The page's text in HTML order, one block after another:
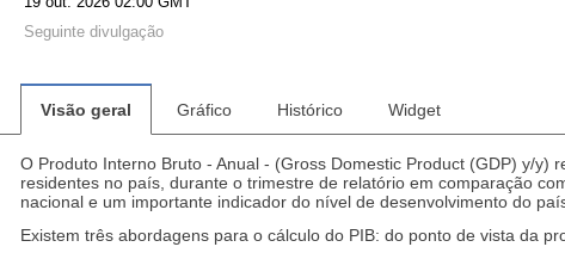
Seguinte divulgação
Visão geral Gráfico Histórico Widget
O Produto Interno Bruto - Anual - (Gross Domestic Product (GDP) y/
residentes no país, durante o trimestre de relatório em comparação
nacional e um importante indicador do nível de desenvolvimento do
Existem três abordagens para o cálculo do PIB: do ponto de vista da